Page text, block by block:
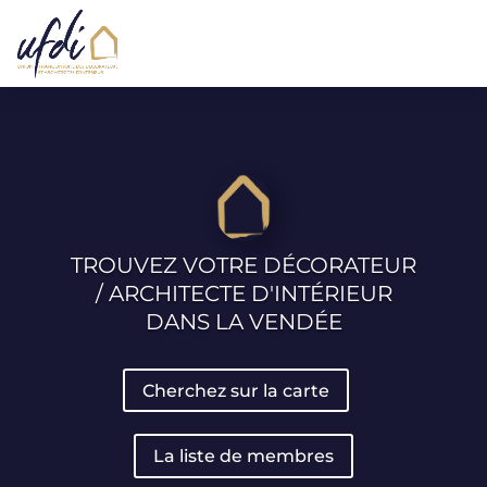
TROUVEZ VOTRE DÉCORATEUR
/ ARCHITECTE D'INTÉRIEUR
DANS LA VENDÉE
Cherchez sur la carte
La liste de membres